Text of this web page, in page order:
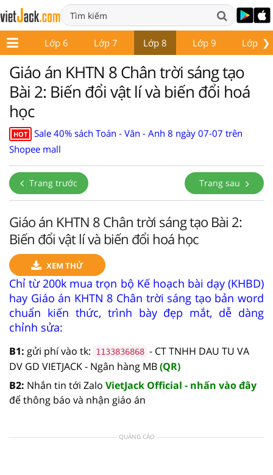
❯
5 Lớp 6 Lớp 7 Lớp 8 Lớp 9 Lớp 10
Giáo án KHTN 8 Chân trời sáng tạo
Bài 2: Biến đổi vật lí và biến đổi hoá
học
HOT
Sale 40% sách Toán - Văn - Anh 8 ngày 07-07 trên
Shopee mall
Trang trước Trang sau
Giáo án KHTN 8 Chân trời sáng tạo Bài 2:
Biến đổi vật lí và biến đổi hoá học
XEM THỬ
Chỉ từ 200k mua trọn bộ Kế hoạch bài dạy (KHBD)
hay Giáo án KHTN 8 Chân trời sáng tạo bản word
chuẩn kiến thức, trình bày đẹp mắt, dễ dàng
chỉnh sửa:
B1: gửi phí vào tk: 1133836868 - CT TNHH DAU TU VA
DV GD VIETJACK - Ngân hàng MB(QR)
B2: Nhắn tin tới Zalo VietJack Official - nhấn vào đây
để thông báo và nhận giáo án
QUẢNG CÁO